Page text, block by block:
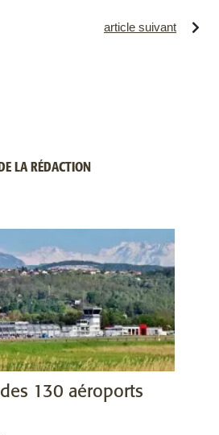
article suivant
LA RÉDACTION
130 aéroports